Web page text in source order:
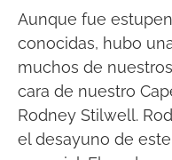
Aunque fue
conocidas, hubo
muchos de
cara de nuestro
Rodney Stilwell.
el desayuno de